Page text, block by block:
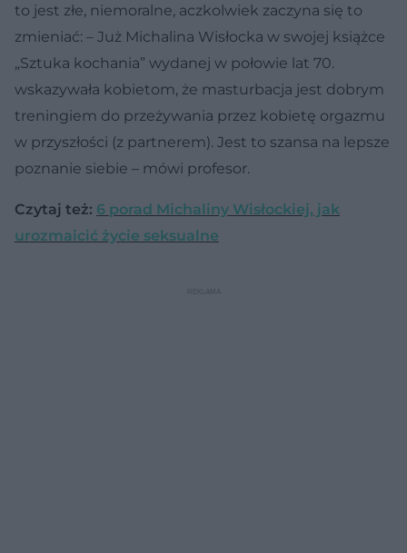
to jest złe, niemoralne, aczkolwiek zaczyna się to
zmieniać: – Już Michalina Wisłocka w swojej książce
„Sztuka kochania” wydanej w połowie lat 70.
wskazywała kobietom, że masturbacja jest dobrym
treningiem do przeżywania przez kobietę orgazmu
w przyszłości (z partnerem). Jest to szansa na lepsze
poznanie siebie – mówi profesor.
Czytaj też: 6 porad Michaliny Wisłockiej, jak
urozmaicić życie seksualne